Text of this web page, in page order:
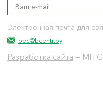
Электронная почта для
bec@bcentr.by
Разработка сайта —